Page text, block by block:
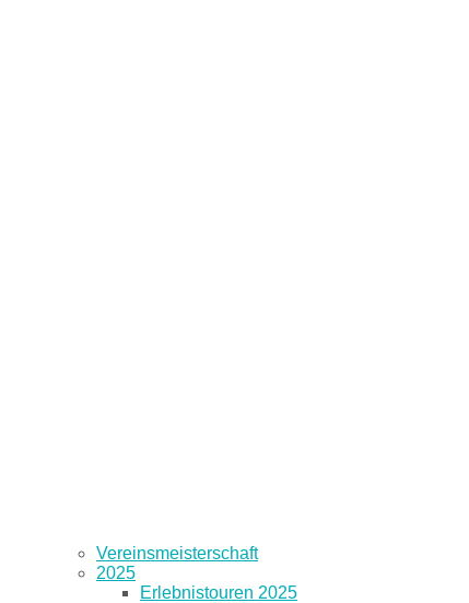
Vereinsmeisterschaft
2025
Erlebnistouren 2025